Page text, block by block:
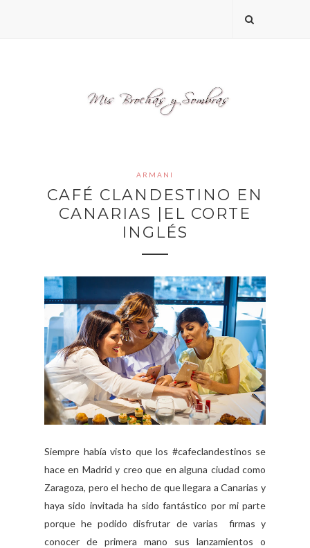
ARMANI
CAFÉ CLANDESTINO EN
CANARIAS |EL CORTE
INGLÉS
Siempre había visto que los #cafeclandestinos se
hace en Madrid y creo que en alguna ciudad como
Zaragoza, pero el hecho de que llegara a Canarias y
haya sido invitada ha sido fantástico por mi parte
porque he podido disfrutar de varias firmas y
conocer de primera mano sus lanzamientos o